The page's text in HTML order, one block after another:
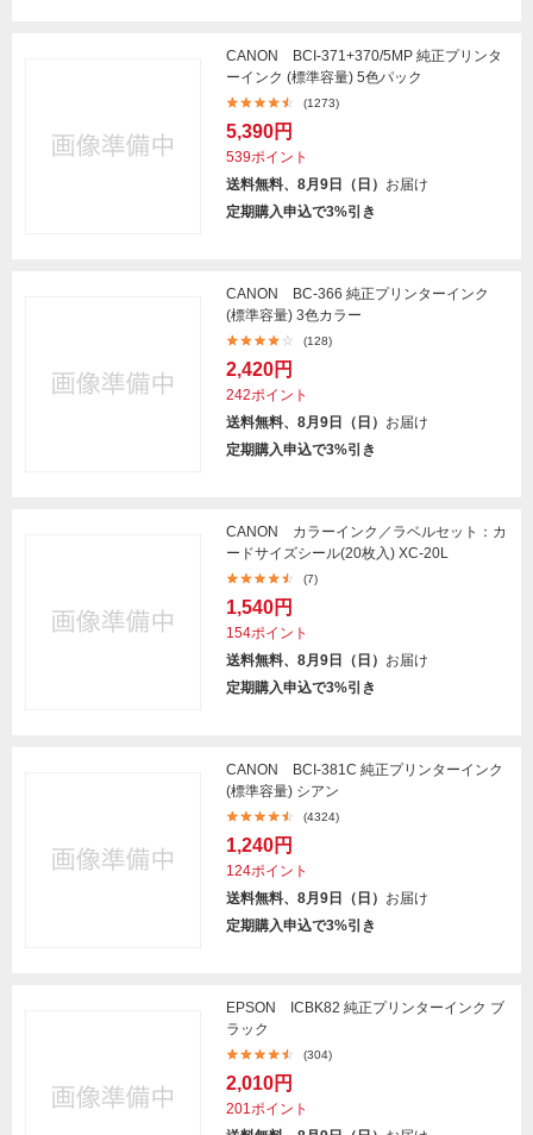
CANON BCI-371+370/5MP 純正プリンタ
ーインク (標準容量) 5色パック
(1273)
5,390円
539ポイント
送料無料、8月9日（日） お届け
定期購入申込で3%引き
CANON BC-366 純正プリンターインク
(標準容量) 3色カラー
(128)
2,420円
242ポイント
送料無料、8月9日（日） お届け
定期購入申込で3%引き
CANON カラーインク／ラベルセット：カ
ードサイズシール(20枚入) XC-20L
(7)
1,540円
154ポイント
送料無料、8月9日（日） お届け
定期購入申込で3%引き
CANON BCI-381C 純正プリンターインク
(標準容量) シアン
(4324)
1,240円
124ポイント
送料無料、8月9日（日） お届け
定期購入申込で3%引き
EPSON ICBK82 純正プリンターインク ブ
ラック
(304)
2,010円
201ポイント